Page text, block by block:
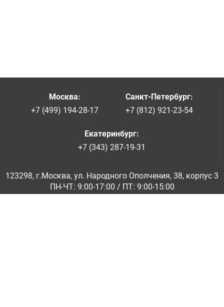
Москва:
+7 (499) 194-28-17
Санкт-Петербург:
+7 (812) 921-23-54
Екатеринбург:
+7 (343) 287-19-31
123298, г.Москва, ул. Народного Ополчения, 38, корпус 3
ПН-ЧТ: 9:00-17:00 / ПТ: 9:00-15:00